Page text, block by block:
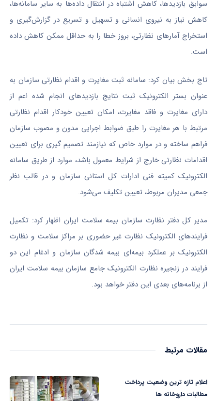
سوابق بازدیدها، کاهش اشتباه در انتقال داده‌ها به سایر سامانه‌ها،
کاهش نیاز به نیروی انسانی و تسهیل و تسریع در گزارش‌گیری و
استخراج آمارهای نظارتی، بروز خطا را به حداقل ممکن کاهش داده
است.
تاج بخش بیان کرد: سامانه ثبت مغایرت و اقدام نظارتی سازمان به
عنوان بستر الکترونیک ثبت نتایج بازدیدهای انجام شده اعم از
دارای مغایرت و فاقد مغایرت، امکان تعیین خودکار اقدام نظارتی
مرتبط با هر مغایرت را طبق ضوابط اجرایی مدون و مصوب سازمان
فراهم ساخته و در موارد خاص که نیازمند تصمیمگیری برای تعیین
اقدامات نظارتی خارج از شرایط معمول باشد، موارد از طریق سامانه
الکترونیک کمیته فنی ادارات کل استانی سازمان و در قالب نظر
جمعی مدیران مربوط، تعیین تکلیف می‌شود.
مدیر کل دفتر نظارت سازمان بیمه سلامت ایران اظهار کرد: تکمیل
فرایندهای الکترونیک نظارت غیر حضوری بر مراکز سلامت و نظارت
الکترونیک بر عملکرد بیمه‌ای بیمه شدگان سازمان و ادغام این دو
فرایند در زنجیره نظارت الکترونیک جامع سازمان بیمه سلامت ایران
از برنامه‌های بعدی این دفتر خواهد بود.
مقالات مرتبط
اعلام تازه ترین وضعیت پرداخت
مطالبات داروخانه ها